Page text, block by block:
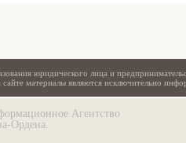
юридического лица и
материалы являются исключительно
Агентство
Ордена.